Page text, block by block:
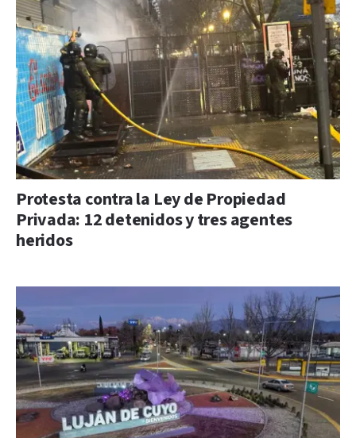
Protesta contra la Ley de Propiedad
Privada: 12 detenidos y tres agentes
heridos